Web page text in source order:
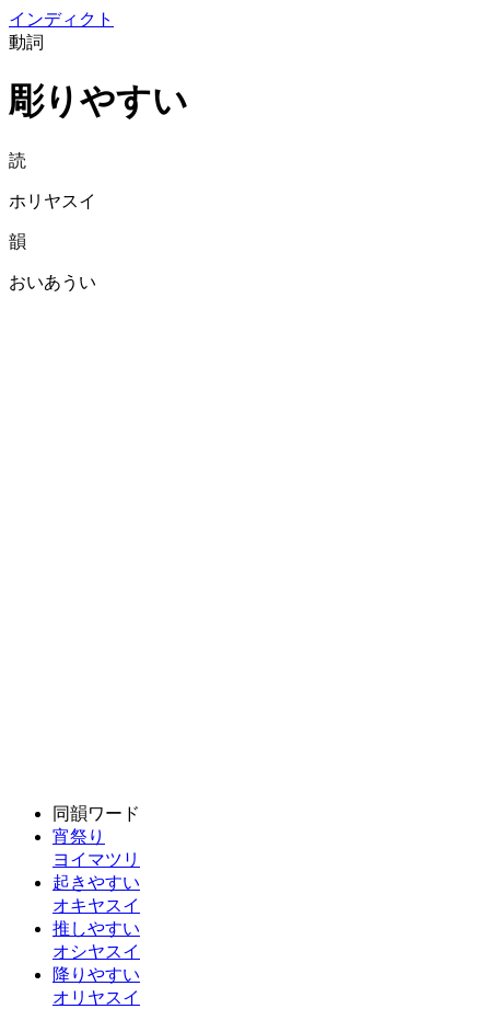
インディクト
動詞
彫りやすい
読
ホリヤスイ
韻
おいあうい
同韻ワード
宵祭り
ヨイマツリ
起きやすい
オキヤスイ
推しやすい
オシヤスイ
降りやすい
オリヤスイ